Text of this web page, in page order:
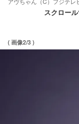
スクロー
( 画像2/3 )